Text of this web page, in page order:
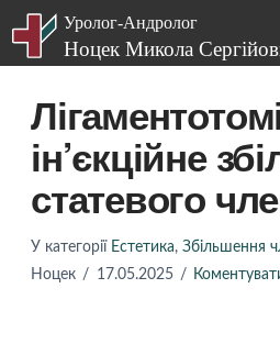
ін’єкційне
статевого
У категорії Естетика, Збільшення
Ноцек
17.05.2025